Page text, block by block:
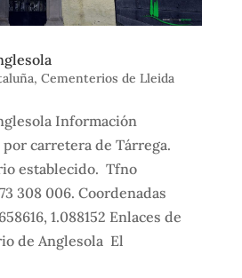
, Cementerios de Lleida
Información
carretera de Tárrega.
establecido. Tfno
308 006. Coordenadas
1.088152 Enlaces de
de Anglesola El